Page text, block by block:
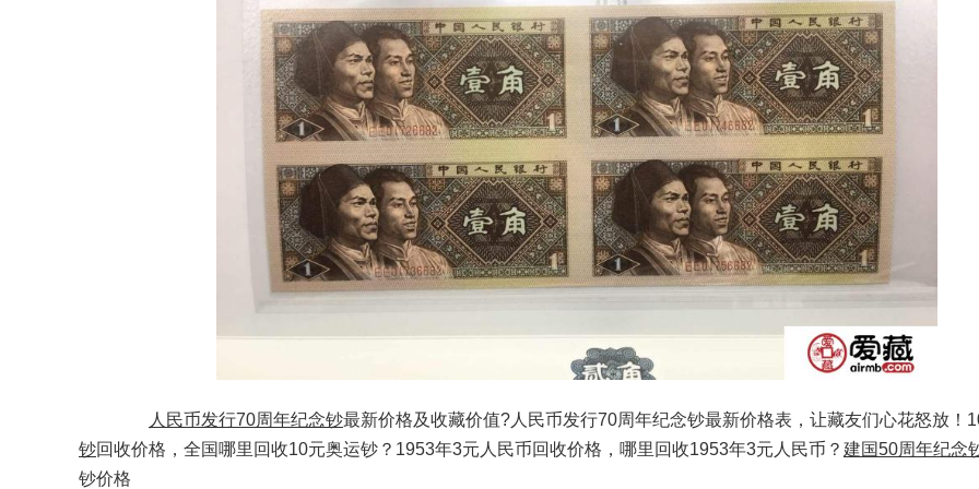
人民币发行70周年纪念钞最新价格及收藏价值?人民币发行70周年纪念钞最新价格表，让藏友们心花怒放！
钞回收价格，全国哪里回收10元奥运钞？1953年3元人民币回收价格，哪里回收1953年3元人民币？ 建国50周年纪念
钞价格